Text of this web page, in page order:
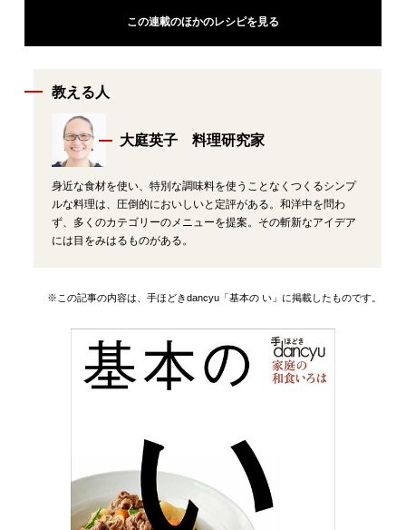
この連載のほかのレシピを見る
教える人
大庭英子 料理研究家
身近な食材を使い、特別な調味料を使うことなくつくるシンプ
ルな料理は、圧倒的においしいと定評がある。和洋中を問わ
ず、多くのカテゴリーのメニューを提案。その斬新なアイデア
には目をみはるものがある。
※この記事の内容は、手ほどきdancyu「基本の い」に掲載したものです。